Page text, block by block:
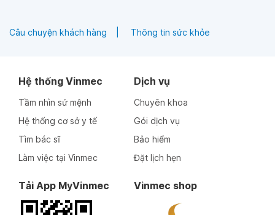
Câu chuyện khách hàng Thông tin sức khỏe
Hệ thống Vinmec
Tầm nhìn sứ mệnh
Hệ thống cơ sở y tế
Tìm bác sĩ
Làm việc tại Vinmec
Dịch vụ
Chuyên khoa
Gói dịch vụ
Bảo hiểm
Đặt lịch hẹn
Tải App MyVinmec Vinmec shop